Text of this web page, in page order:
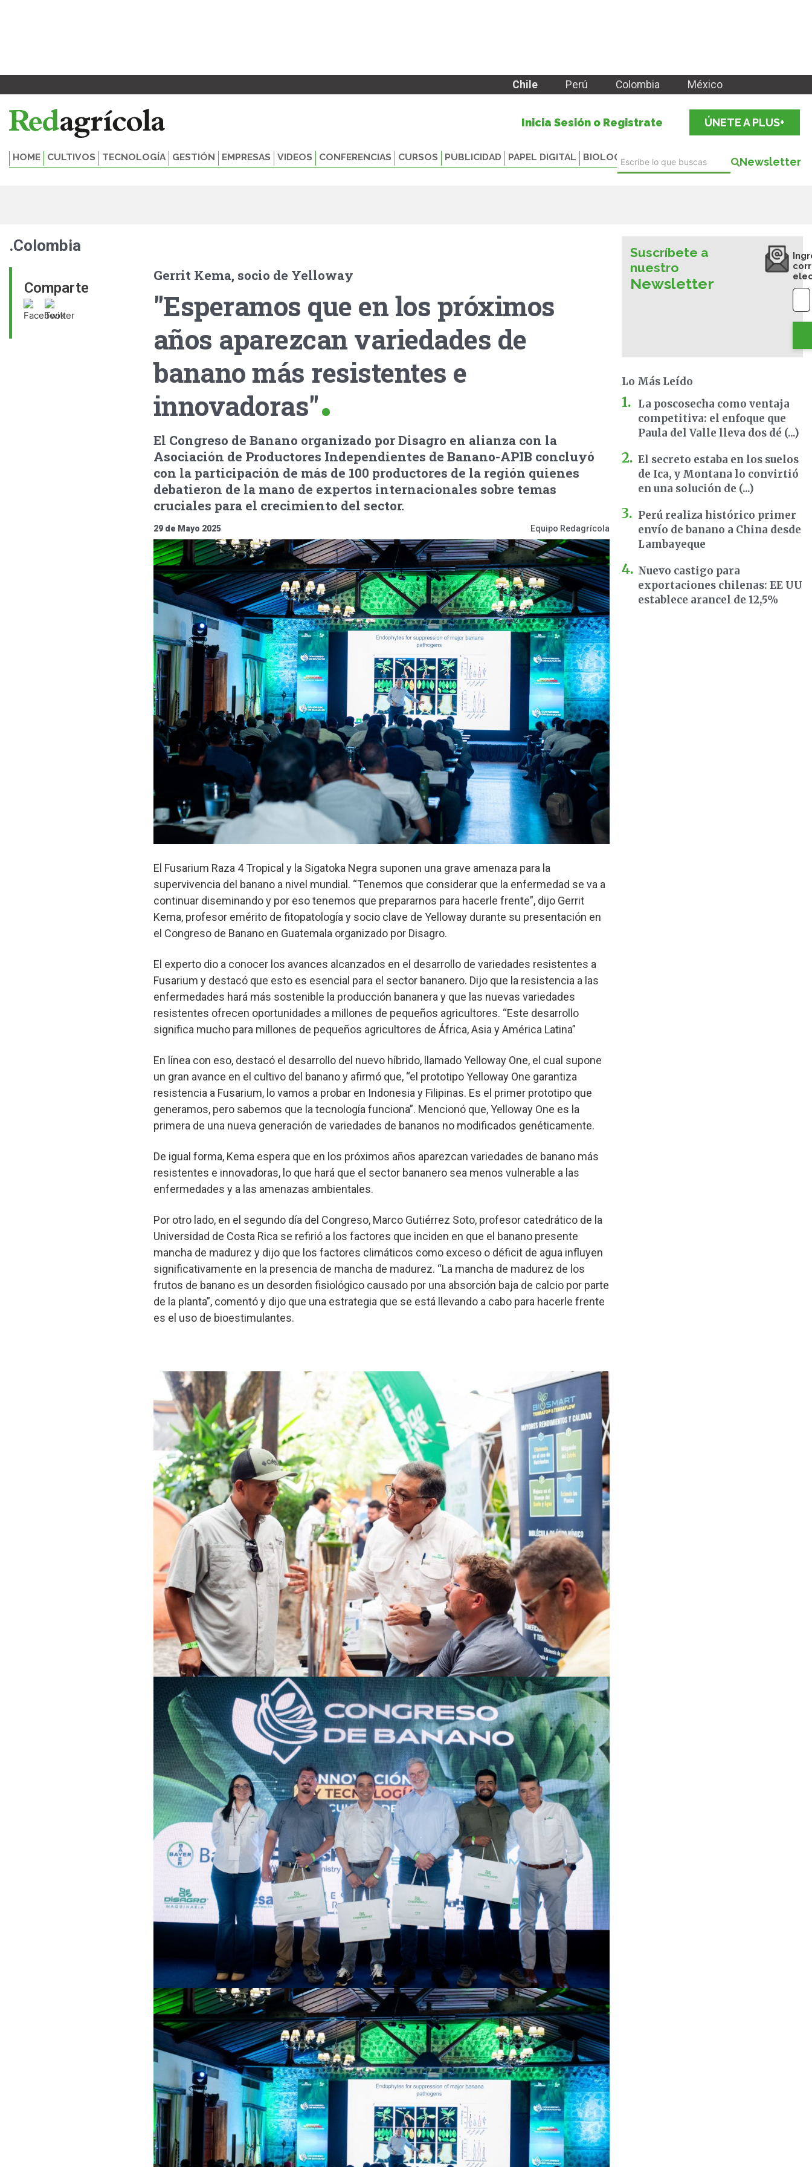
Chile Perú Colombia México
Inicia Sesión o Registrate ÚNETE A PLUS+
HOME CULTIVOS TECNOLOGÍA GESTIÓN EMPRESAS VIDEOS CONFERENCIAS CURSOS PUBLICIDAD PAPEL DIGITAL BIOLOGICALS Newsletter
.Colombia
Comparte
Gerrit Kema, socio de Yelloway
"Esperamos que en los próximos
años aparezcan variedades de
banano más resistentes e
innovadoras"
El Congreso de Banano organizado por Disagro en alianza con la
Asociación de Productores Independientes de Banano-APIB concluyó
con la participación de más de 100 productores de la región quienes
debatieron de la mano de expertos internacionales sobre temas
cruciales para el crecimiento del sector.
29 de Mayo 2025 Equipo Redagrícola
El Fusarium Raza 4 Tropical y la Sigatoka Negra suponen una grave amenaza para la
supervivencia del banano a nivel mundial. “Tenemos que considerar que la enfermedad se va a
continuar diseminando y por eso tenemos que prepararnos para hacerle frente”, dijo Gerrit
Kema, profesor emérito de fitopatología y socio clave de Yelloway durante su presentación en
el Congreso de Banano en Guatemala organizado por Disagro.
El experto dio a conocer los avances alcanzados en el desarrollo de variedades resistentes a
Fusarium y destacó que esto es esencial para el sector bananero. Dijo que la resistencia a las
enfermedades hará más sostenible la producción bananera y que las nuevas variedades
resistentes ofrecen oportunidades a millones de pequeños agricultores. “Este desarrollo
significa mucho para millones de pequeños agricultores de África, Asia y América Latina”
En línea con eso, destacó el desarrollo del nuevo híbrido, llamado Yelloway One, el cual supone
un gran avance en el cultivo del banano y afirmó que, “el prototipo Yelloway One garantiza
resistencia a Fusarium, lo vamos a probar en Indonesia y Filipinas. Es el primer prototipo que
generamos, pero sabemos que la tecnología funciona”. Mencionó que, Yelloway One es la
primera de una nueva generación de variedades de bananos no modificados genéticamente.
De igual forma, Kema espera que en los próximos años aparezcan variedades de banano más
resistentes e innovadoras, lo que hará que el sector bananero sea menos vulnerable a las
enfermedades y a las amenazas ambientales.
Por otro lado, en el segundo día del Congreso, Marco Gutiérrez Soto, profesor catedrático de la
Universidad de Costa Rica se refirió a los factores que inciden en que el banano presente
mancha de madurez y dijo que los factores climáticos como exceso o déficit de agua influyen
significativamente en la presencia de mancha de madurez. “La mancha de madurez de los
frutos de banano es un desorden fisiológico causado por una absorción baja de calcio por parte
de la planta”, comentó y dijo que una estrategia que se está llevando a cabo para hacerle frente
es el uso de bioestimulantes.
Suscríbete a
nuestro
Newsletter
Lo Más Leído
La poscosecha como ventaja
competitiva: el enfoque que
Paula del Valle lleva dos dé (...)
El secreto estaba en los suelos
de Ica, y Montana lo convirtió
en una solución de (...)
Perú realiza histórico primer
envío de banano a China desde
Lambayeque
Nuevo castigo para
exportaciones chilenas: EE UU
establece arancel de 12,5%